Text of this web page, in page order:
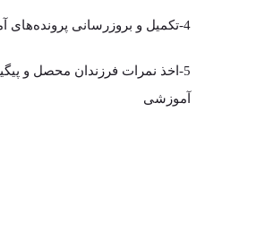
4-تکمیل و بروزرسانی پرونده‌های آموزشی
5-اخذ نمرات فرزندان محصل و
آموزشی